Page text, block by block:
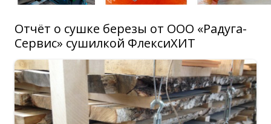
Отчёт о сушке березы от ООО «Радуга-
Сервис» сушилкой ФлексиХИТ